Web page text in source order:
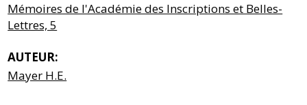
Mémoires de l'Académie des Inscriptions et Belles-
Lettres, 5
AUTEUR:
Mayer H.E.